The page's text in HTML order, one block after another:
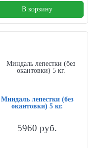
В корзину
Миндаль лепестки (без
окантовки) 5 кг.
5960 руб.